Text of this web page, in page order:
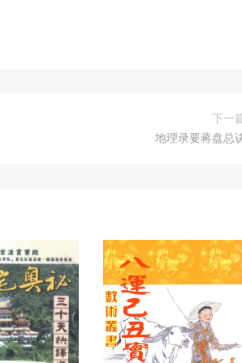
下一
地理录要蒋盘总